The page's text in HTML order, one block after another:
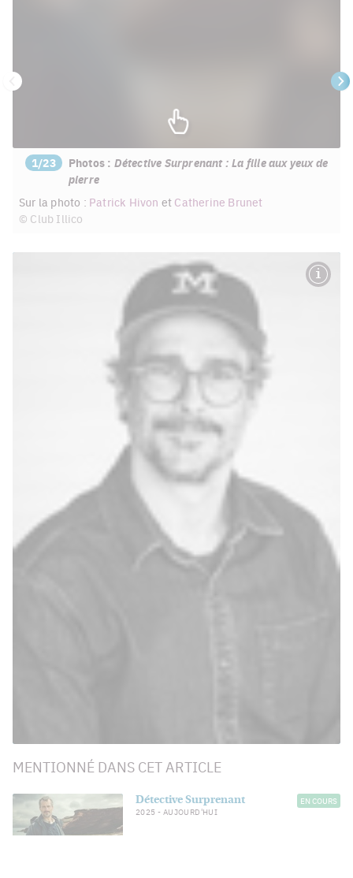
1/23 Photos : Détective Surprenant : La fille aux yeux de
pierre
Sur la photo : Patrick Hivon et Catherine Brunet
© Club Illico
Précédent
MENTIONNÉ DANS CET ARTICLE
Détective Surprenant
2025 - AUJOURD'HUI
EN COURS